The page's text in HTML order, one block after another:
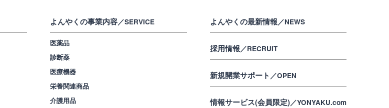
よんやくの事業内容／SERVICE
医薬品
診断薬
医療機器
栄養関連商品
介護用品
よんやくの最新情報 ／NEWS
採用情報 ／RECRUIT
新規開業サポート ／OPEN
情報サービス(会員限定)／YONYAKU.com